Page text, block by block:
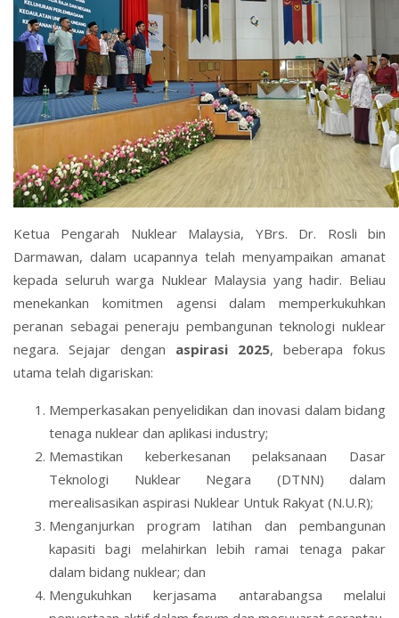
Ketua Pengarah Nuklear Malaysia, YBrs. Dr. Rosli bin
Darmawan, dalam ucapannya telah menyampaikan amanat
kepada seluruh warga Nuklear Malaysia yang hadir. Beliau
menekankan komitmen agensi dalam memperkukuhkan
peranan sebagai peneraju pembangunan teknologi nuklear
negara. Sejajar dengan aspirasi 2025, beberapa fokus
utama telah digariskan:
Memperkasakan penyelidikan dan inovasi dalam bidang
tenaga nuklear dan aplikasi industry;
Memastikan keberkesanan pelaksanaan Dasar
Teknologi Nuklear Negara (DTNN) dalam
merealisasikan aspirasi Nuklear Untuk Rakyat (N.U.R);
Menganjurkan program latihan dan pembangunan
kapasiti bagi melahirkan lebih ramai tenaga pakar
dalam bidang nuklear; dan
Mengukuhkan kerjasama antarabangsa melalui